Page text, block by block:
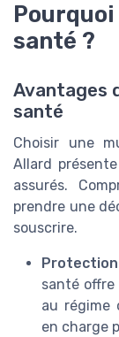
santé ?
Avantages
santé
Choisir une
Allard
assurés.
prendre une
souscrire.
santé
au régime
en charge